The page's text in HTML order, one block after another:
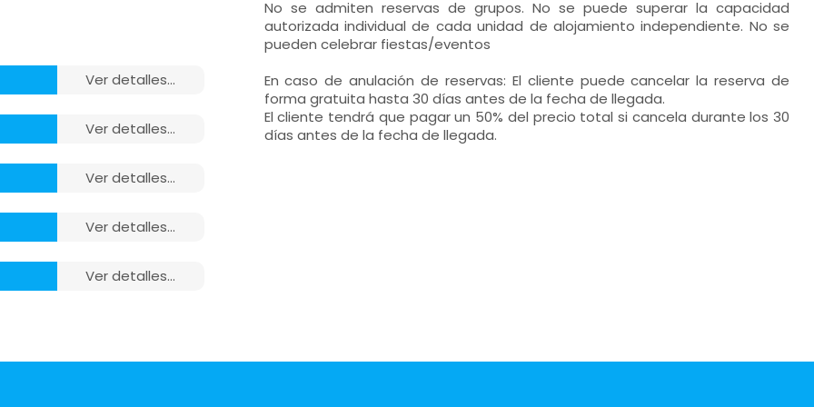
ver detalles...
ver detalles...
ver detalles...
ver detalles...
ver detalles...
No se admiten reservas de grupos. No se puede superar la capacidad
autorizada individual de cada unidad de alojamiento independiente. No se
pueden celebrar fiestas/eventos
En caso de anulación de reservas: El cliente puede cancelar la reserva de
forma gratuita hasta 30 días antes de la fecha de llegada.
El cliente tendrá que pagar un 50% del precio total si cancela durante los 30
días antes de la fecha de llegada.